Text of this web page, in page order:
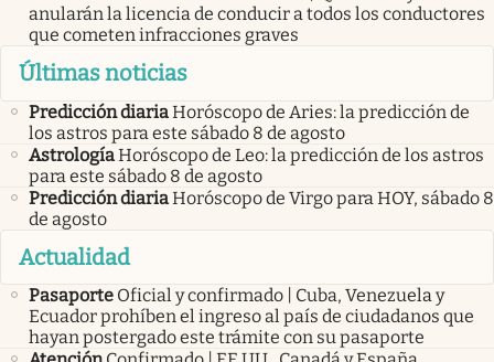
anularán la licencia de conducir a todos los conductores
que cometen infracciones graves
Últimas noticias
Predicción diariaHoróscopo de Aries: la predicción de
los astros para este sábado 8 de agosto
AstrologíaHoróscopo de Leo: la predicción de los astros
para este sábado 8 de agosto
Predicción diariaHoróscopo de Virgo para HOY, sábado 8
de agosto
Actualidad
Pasaporte Oficial y confirmado | Cuba, Venezuela y
Ecuador prohíben el ingreso al país de ciudadanos que
hayan postergado este trámite con su pasaporte